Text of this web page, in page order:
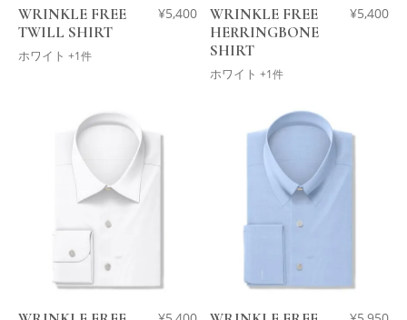
WRINKLE FREE
TWILL SHIRT
ホワイト +1件
¥5,400
WRINKLE FREE
HERRINGBONE
SHIRT
ホワイト +1件
¥5,400